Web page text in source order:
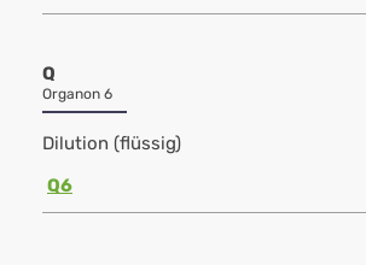
Q
Organon 6
Dilution (flüssig)
Q6